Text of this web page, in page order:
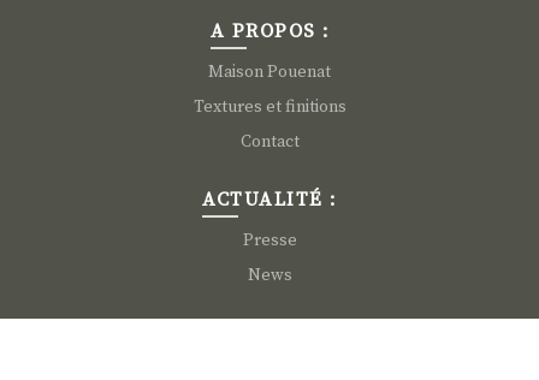
A PROPOS :
Maison Pouenat
Textures et finitions
Contact
ACTUALITÉ :
Presse
News